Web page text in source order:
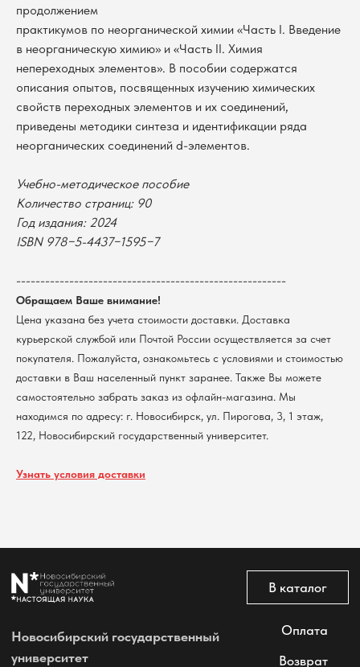
продолжением
практикумов по неорганической химии «Часть I. Введение
в неорганическую химию» и «Часть II. Химия
непереходных элементов». В пособии содержатся
описания опытов, посвященных изучению химических
свойств переходных элементов и их соединений,
приведены методики синтеза и идентификации ряда
неорганических соединений d-элементов.
Учебно-методическое пособие
Количество страниц: 90
Год издания: 2024
ISBN 978−5-4437−1595−7
--------------------------------------------------------
Обращаем Ваше внимание!
Цена указана без учета стоимости доставки. Доставка
курьерской службой или Почтой России осуществляется за счет
покупателя. Пожалуйста, ознакомьтесь с условиями и стоимостью
доставки в Ваш населенный пункт заранее. Также Вы можете
самостоятельно забрать заказ из офлайн-магазина. Мы
находимся по адресу: г. Новосибирск, ул. Пирогова, 3, 1 этаж,
122, Новосибирский государственный университет.
Узнать условия доставки
Все права защищены
Политика обработки персональных данных
Согласие на обработку персональных данных
пользователей сайта
университет